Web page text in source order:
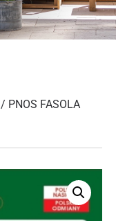
/ PNOS FASOLA